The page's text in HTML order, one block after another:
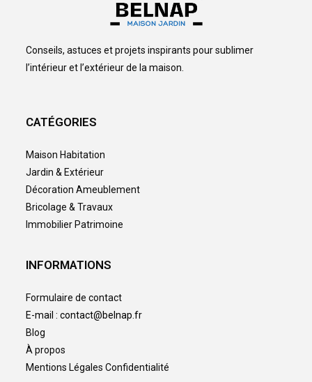
Conseils, astuces et projets inspirants pour sublimer
l’intérieur et l’extérieur de la maison.
CATÉGORIES
Maison Habitation
Jardin & Extérieur
Décoration Ameublement
Bricolage & Travaux
Immobilier Patrimoine
INFORMATIONS
Formulaire de contact
E-mail : contact@belnap.fr
Blog
À propos
Mentions Légales Confidentialité